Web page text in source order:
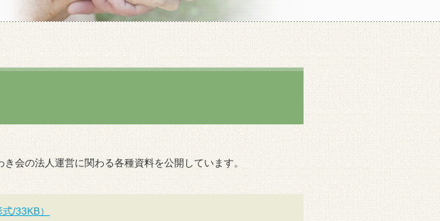
会の法人運営に関わる各種資料を公開しています。
/33KB）